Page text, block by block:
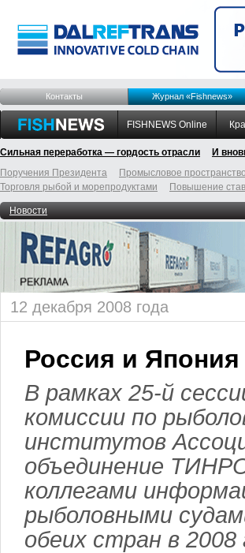
Контакты Журнал «Fishnews»
FISHNEWS Online
Сильная переработка — гордость отрасли И
Поручения Президента
Промысловое пространство
Торговля рыбой и морепродуктами
Повышение
Новости
12 декабря 2008 года
Россия и
В рамках 25-й
комиссии по
институтов
объединение
коллегами
рыболовными
обеих стран в 2008